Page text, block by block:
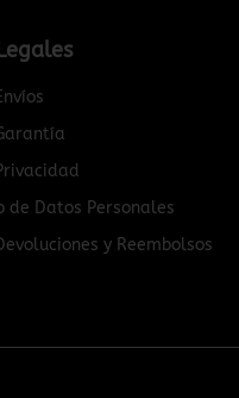
de Datos Personales
y Reembolsos